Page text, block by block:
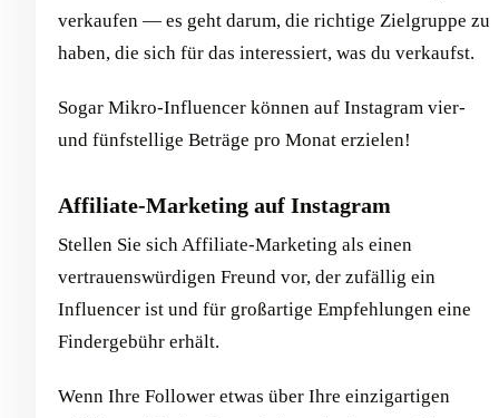
verkaufen — es geht darum, die richtige Zielgruppe zu
haben, die sich für das interessiert, was du verkaufst.
Sogar Mikro-Influencer können auf Instagram vier-
und fünfstellige Beträge pro Monat erzielen!
Affiliate-Marketing auf Instagram
Stellen Sie sich Affiliate-Marketing als einen
vertrauenswürdigen Freund vor, der zufällig ein
Influencer ist und für großartige Empfehlungen eine
Findergebühr erhält.
Wenn Ihre Follower etwas über Ihre einzigartigen